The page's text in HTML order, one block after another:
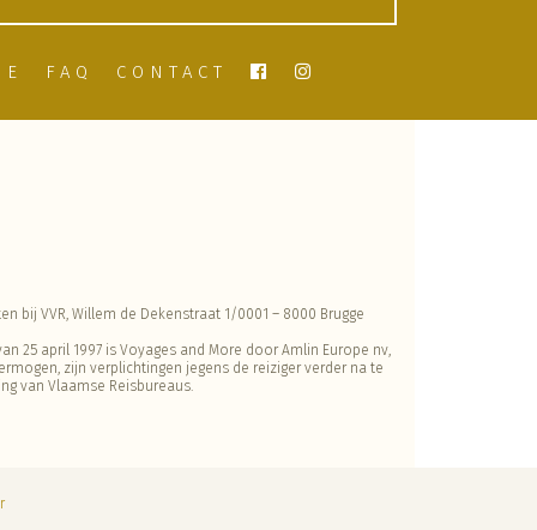
FAQ CONTACT
bij VVR, Willem de Dekenstraat 1/0001 – 8000 Brugge
25 april 1997 is Voyages and More door Amlin Europe nv,
zijn verplichtingen jegens de reiziger verder na te
van Vlaamse Reisbureaus.